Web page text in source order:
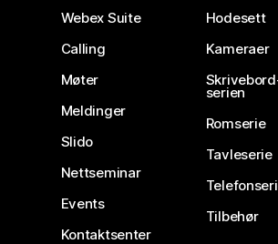
Webex Suite
Calling
Møter
Meldinger
Slido
Nettseminar
Events
Kontaktsenter
Hodesett
Kameraer
serien
Romserie
Tavleserie
Tilbehør